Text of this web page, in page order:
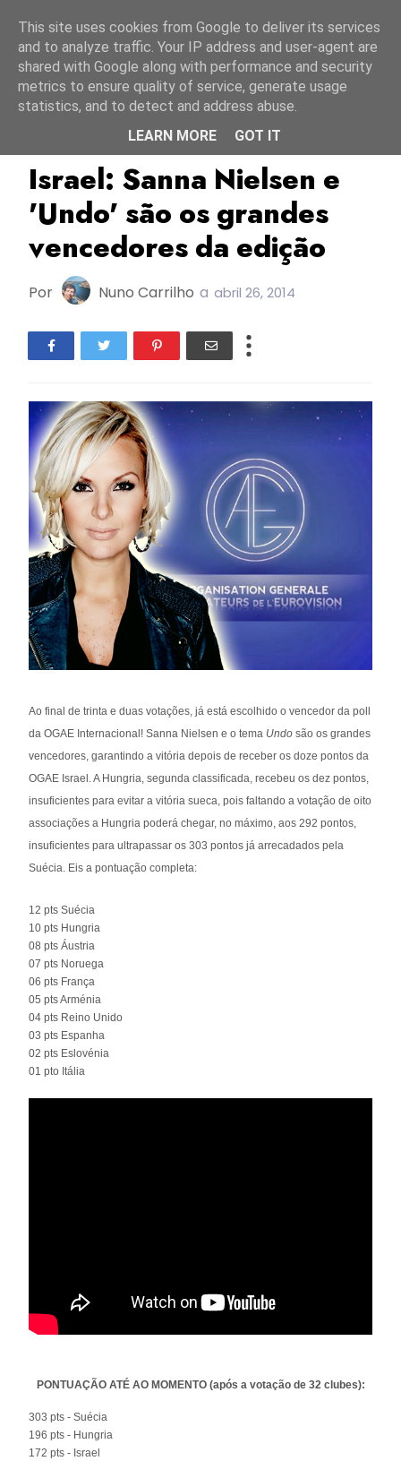
Israel Movimento De Eurofãs
Israel: Sanna Nielsen e
'Undo' são os grandes
vencedores da edição
Por Nuno Carrilho a abril 26, 2014
Ao final de trinta e duas votações, já está escolhido o vencedor da poll
da OGAE Internacional! Sanna Nielsen e o tema Undo são os grandes
vencedores, garantindo a vitória depois de receber os doze pontos da
OGAE Israel. A Hungria, segunda classificada, recebeu os dez pontos,
insuficientes para evitar a vitória sueca, pois faltando a votação de oito
associações a Hungria poderá chegar, no máximo, aos 292 pontos,
insuficientes para ultrapassar os 303 pontos já arrecadados pela
Suécia. Eis a pontuação completa:
12 pts Suécia
10 pts Hungria
08 pts Áustria
07 pts Noruega
06 pts França
05 pts Arménia
04 pts Reino Unido
03 pts Espanha
02 pts Eslovénia
01 pto Itália
PONTUAÇÃO ATÉ AO MOMENTO (após a votação de 32 clubes):
303 pts - Suécia
196 pts - Hungria
172 pts - Israel
This site uses cookies from Google to deliver its services
and to analyze traffic. Your IP address and user-agent are
shared with Google along with performance and security
metrics to ensure quality of service, generate usage
statistics, and to detect and address abuse.
LEARN MORE
GOT IT